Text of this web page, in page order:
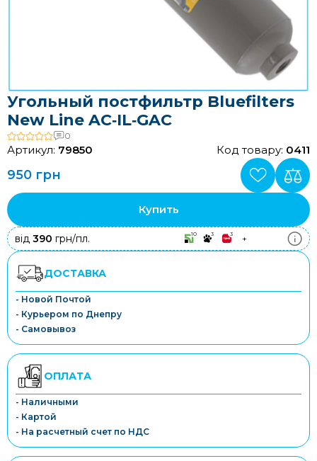
Угольный постфильтр Bluefilters
New Line AC‑IL‑GAC
0
Артикул: 79850 Код товару: 0411
950 грн
Купить
від 390 грн/пл. 10 3 3 +
ДОСТАВКА
- Новой Почтой
- Курьером по Днепру
- Самовывоз
ОПЛАТА
- Наличными
- Картой
- На расчетный счет по НДС